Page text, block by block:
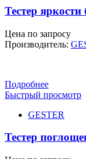
Тестер
Цена по запросу
Производитель:
Подробнее
Быстрый просмотр
GESTER
Тестер